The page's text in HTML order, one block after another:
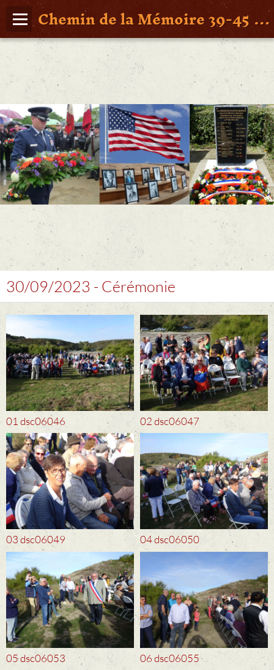
Chemin de la Mémoire 39-45 en Pays de Retz
Page d'accueil
Agenda
Album Photos
Vidéos
Poche St Nazaire
Contact
FAITS DE GUERRE
Figures Marquantes
30/09/2023 - Cérémonie
01 dsc06046 02 dsc06047
03 dsc06049 04 dsc06050
05 dsc06053 06 dsc06055